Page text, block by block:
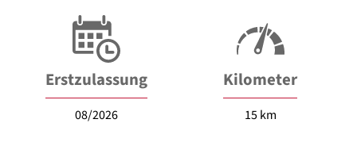
Erstzulassung
08/2026
Kilometer
15 km